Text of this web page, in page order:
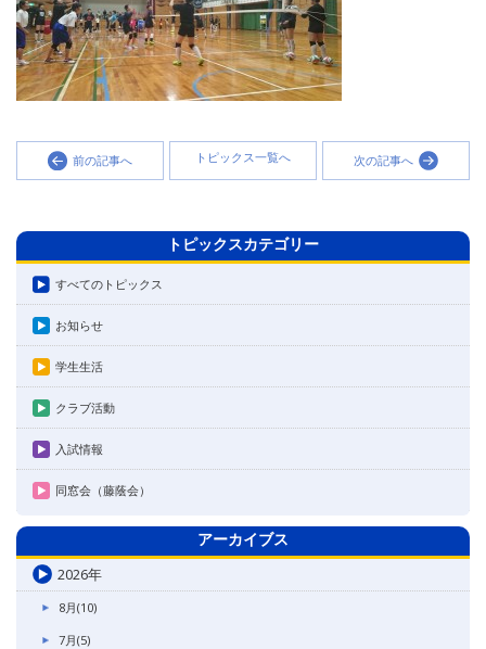
前の記事へ トピックス一覧へ 次の記事へ
トピックスカテゴリー
すべてのトピックス
お知らせ
学生生活
クラブ活動
入試情報
同窓会（藤蔭会）
アーカイブス
2026年
8月(10)
7月(5)